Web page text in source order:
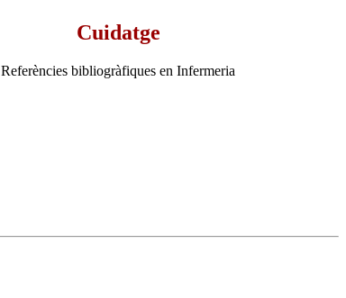
Cuidatge
Referències bibliogràfiques en Infermeria